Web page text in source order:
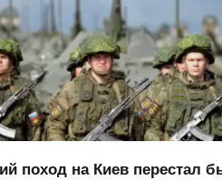
поход на Киев перестал